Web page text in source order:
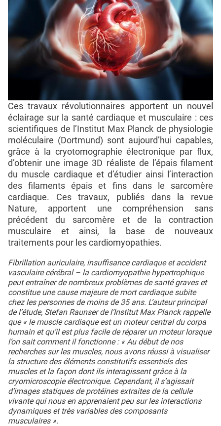
Ces travaux révolutionnaires apportent un nouvel
éclairage sur la santé cardiaque et musculaire : ces
scientifiques de l’Institut Max Planck de physiologie
moléculaire (Dortmund) sont aujourd’hui capables,
grâce à la cryotomographie électronique par flux,
d’obtenir une image 3D réaliste de l’épais filament
du muscle cardiaque et d’étudier ainsi l’interaction
des filaments épais et fins dans le sarcomère
cardiaque. Ces travaux, publiés dans la revue
Nature, apportent une compréhension sans
précédent du sarcomère et de la contraction
musculaire et ainsi, la base de nouveaux
traitements pour les cardiomyopathies.
Fibrillation auriculaire, insuffisance cardiaque et accident
vasculaire cérébral – la cardiomyopathie hypertrophique
peut entraîner de nombreux problèmes de santé graves et
constitue une cause majeure de mort cardiaque subite
chez les personnes de moins de 35 ans. L’auteur principal
de l’étude, Stefan Raunser de l’Institut Max Planck rappelle
que « le muscle cardiaque est un moteur central du corpa
humain et qu’il est plus facile de réparer un moteur lorsque
l’on sait comment il fonctionne : « Au début de nos
recherches sur les muscles, nous avons réussi à visualiser
la structure des éléments constitutifs essentiels des
muscles et la façon dont ils interagissent grâce à la
cryomicroscopie électronique. Cependant, il s’agissait
d’images statiques de protéines extraites de la cellule
vivante qui nous en apprenaient peu sur les interactions
dynamiques et très variables des composants
musculaires ».